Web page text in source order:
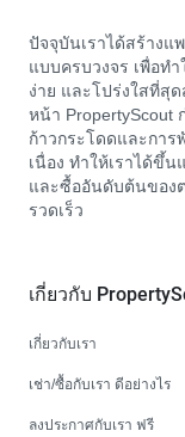
ปัจจุบันเราได้สร้างแ
แบบครบวงจร เพื่อท
ง่าย และโปร่งใสที่สุ
หน้า PropertyScout
ก้าวกระโดดและกา
เนื่อง ทำให้เราได้ขึ้
และซื้ออันดับต้นของ
รวดเร็ว
เกี่ยวกับ
เกี่ยวกับเรา
เช่า/ซื้อกับเรา ดีอย่างไร
ลงประกาศกับเรา ฟรี